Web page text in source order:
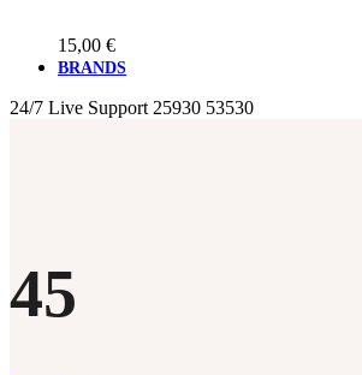
15,00 €
BRANDS
24/7 Live Support 25930 53530
45